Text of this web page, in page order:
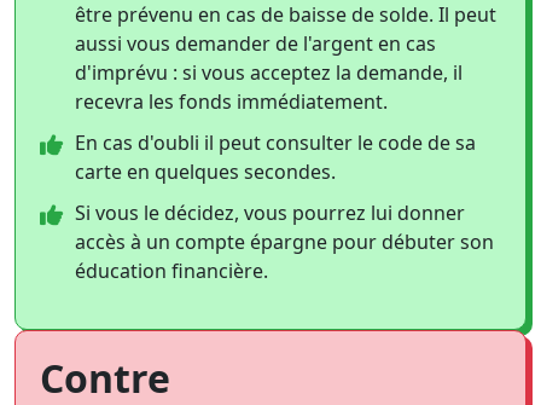
être prévenu en cas de baisse de solde. Il peut
aussi vous demander de l'argent en cas
d'imprévu : si vous acceptez la demande, il
recevra les fonds immédiatement.
En cas d'oubli il peut consulter le code de sa
carte en quelques secondes.
Si vous le décidez, vous pourrez lui donner
accès à un compte épargne pour débuter son
éducation financière.
Contre